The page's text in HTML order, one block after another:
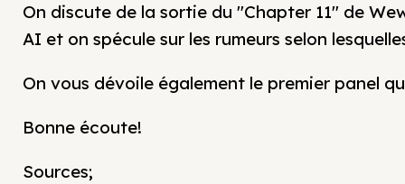
On discute de la sortie du "Chapter 11" de
AI et on spécule sur les rumeurs selon
On vous dévoile également le premier panel
Bonne écoute!
Sources;